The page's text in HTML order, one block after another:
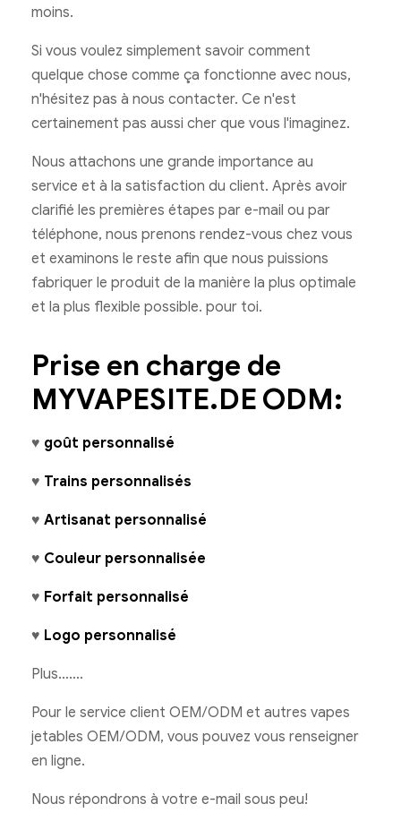
moins.
Si vous voulez simplement savoir comment
quelque chose comme ça fonctionne avec nous,
n'hésitez pas à nous contacter. Ce n'est
certainement pas aussi cher que vous l'imaginez.
Nous attachons une grande importance au
service et à la satisfaction du client. Après avoir
clarifié les premières étapes par e-mail ou par
téléphone, nous prenons rendez-vous chez vous
et examinons le reste afin que nous puissions
fabriquer le produit de la manière la plus optimale
et la plus flexible possible. pour toi.
Prise en charge de
MYVAPESITE.DE ODM:
♥ goût personnalisé
♥ Trains personnalisés
♥ Artisanat personnalisé
♥ Couleur personnalisée
♥ Forfait personnalisé
♥ Logo personnalisé
Plus…….
Pour le service client OEM/ODM et autres vapes
jetables OEM/ODM, vous pouvez vous renseigner
en ligne.
Nous répondrons à votre e-mail sous peu!